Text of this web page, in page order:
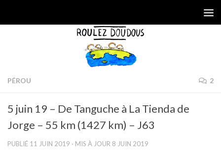
PÉROU 2
5 juin 19 – De Tanguche à La Tienda de
Jorge – 55 km (1427 km) – J63
PUBLIÉ 11 JUIN 2019 · MIS À JOUR 8 JUIN 2019